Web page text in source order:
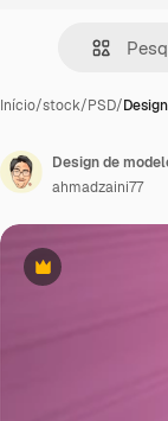
Início/stock/PSD/
Premium
Design de
ahmadzaini77